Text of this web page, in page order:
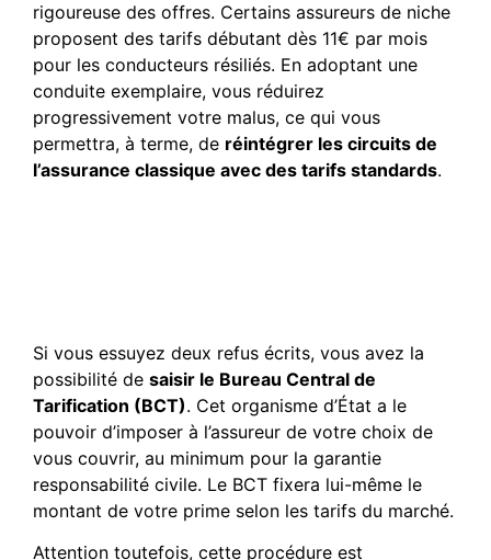
rigoureuse des offres. Certains assureurs de niche
proposent des tarifs débutant dès 11€ par mois
pour les conducteurs résiliés. En adoptant une
conduite exemplaire, vous réduirez
progressivement votre malus, ce qui vous
permettra, à terme, de réintégrer les circuits de
l’assurance classique avec des tarifs standards.
Si vous essuyez deux refus écrits, vous avez la
possibilité de saisir le Bureau Central de
Tarification (BCT). Cet organisme d’État a le
pouvoir d’imposer à l’assureur de votre choix de
vous couvrir, au minimum pour la garantie
responsabilité civile. Le BCT fixera lui-même le
montant de votre prime selon les tarifs du marché.
Attention toutefois, cette procédure est